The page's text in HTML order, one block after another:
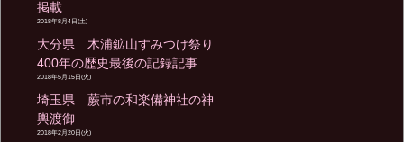
掲載
2018年8月4日(土)
大分県 木浦鉱山すみつけ祭り
400年の歴史最後の記録記事
2018年5月15日(火)
埼玉県 蕨市の和楽備神社の神
輿渡御
2018年2月20日(火)